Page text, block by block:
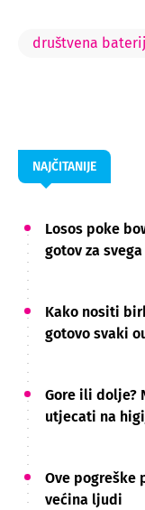
društvena
NAJČITANIJE
Losos poke
gotov za
Kako nositi
gotovo svaki
Gore ili dolje?
utjecati na
Ove
većina ljudi